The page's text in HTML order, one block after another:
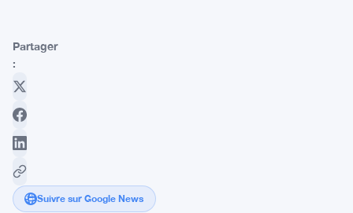
Partager
:
Suivre sur Google News